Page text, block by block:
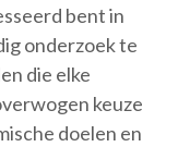
bent in
onderzoek te
die elke
keuze
doelen en